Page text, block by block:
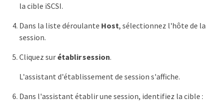
la cible iSCSI.
Dans la liste déroulante Host, sélectionnez l'hôte de la
session.
Cliquez sur établir session.
L'assistant d'établissement de session s'affiche.
Dans l'assistant établir une session, identifiez la cible :